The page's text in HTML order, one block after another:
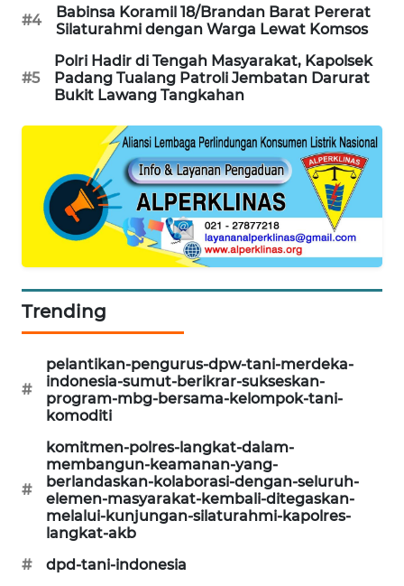
#4
Babinsa Koramil 18/Brandan Barat Pererat
Silaturahmi dengan Warga Lewat Komsos
#5
Polri Hadir di Tengah Masyarakat, Kapolsek
Padang Tualang Patroli Jembatan Darurat
Bukit Lawang Tangkahan
Trending
#
pelantikan-pengurus-dpw-tani-merdeka-
indonesia-sumut-berikrar-sukseskan-
program-mbg-bersama-kelompok-tani-
komoditi
#
komitmen-polres-langkat-dalam-
membangun-keamanan-yang-
berlandaskan-kolaborasi-dengan-seluruh-
elemen-masyarakat-kembali-ditegaskan-
melalui-kunjungan-silaturahmi-kapolres-
langkat-akb
#
dpd-tani-indonesia
NEWS
BERKAT
NEWS
BERAMPU
ANUGERAH
NEWS
SONYA
ASA